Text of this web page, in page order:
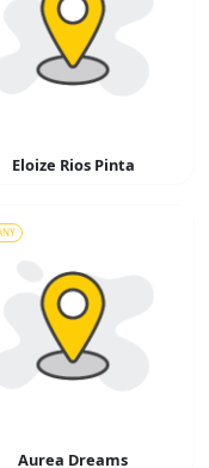
Eloize Rios Pinta
Aurea Dreams